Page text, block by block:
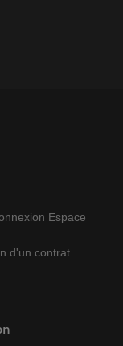
Espace
d'un contrat